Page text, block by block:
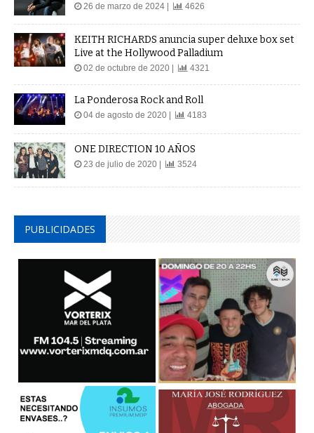
26 de marzo de 2024 | 4626
KEITH RICHARDS anuncia super deluxe box set
Live at the Hollywood Palladium
02 de octubre de 2020 | 4321
La Ponderosa Rock and Roll
04 de agosto de 2020 | 4183
ONE DIRECTION 10 AÑOS
23 de julio de 2020 | 3524
PUBLICIDADES